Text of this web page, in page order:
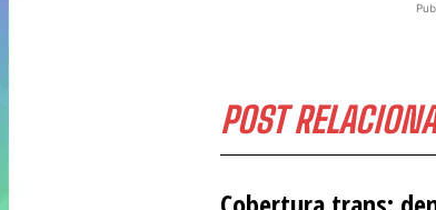
POST